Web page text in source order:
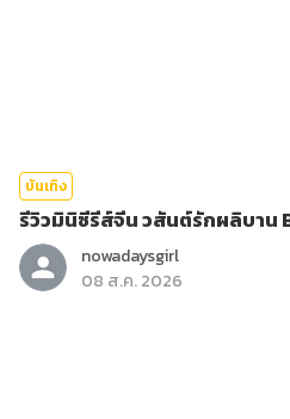
บันเทิง
รีวิวมินิซีรีส์จีน วสันต์รักผลิบาน
nowadaysgirl
08 ส.ค. 2026